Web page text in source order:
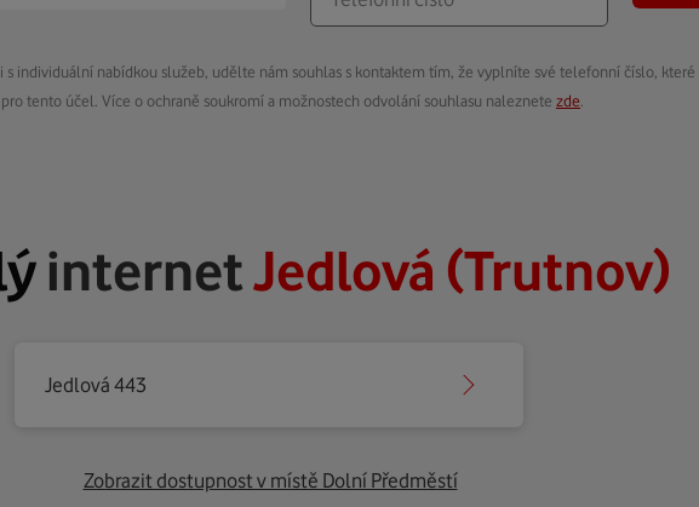
s individuální nabídkou služeb, udělte nám souhlas s kontaktem tím, že vyplníte své telefonní číslo,
tento účel. Více o ochraně soukromí a možnostech odvolání souhlasu naleznete zde
internetJedlová (Trutnov)
Jedlová 443
Zobrazit dostupnost v místě Dolní Předměstí